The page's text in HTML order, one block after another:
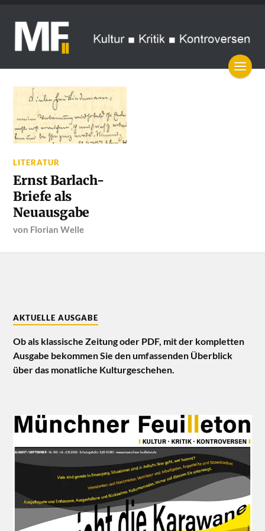
LITERATUR
Ernst Barlach-
Briefe als
Neuausgabe
von Florian Welle
AKTUELLE AUSGABE
Ob als klassische Zeitung oder PDF, mit der kompletten
Ausgabe bekommen Sie den umfassenden Überblick
über das monatliche Kulturgeschehen.